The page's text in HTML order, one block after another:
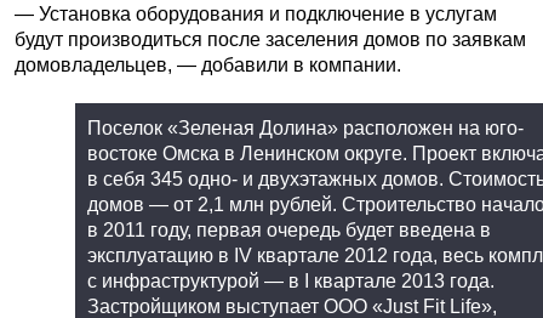
— Установка оборудования и подключение в услугам
будут производиться после заселения домов по заявкам
домовладельцев, — добавили в компании.
Поселок «Зеленая Долина» расположен на юго-
востоке Омска в Ленинском округе. Проект
в себя 345 одно- и двухэтажных домов.
домов — от 2,1 млн рублей. Строительство
в 2011 году, первая очередь будет введена в
эксплуатацию в IV квартале 2012 года, весь
с инфраструктурой — в I квартале 2013 года.
Застройщиком выступает ООО «Just Fit Life»,